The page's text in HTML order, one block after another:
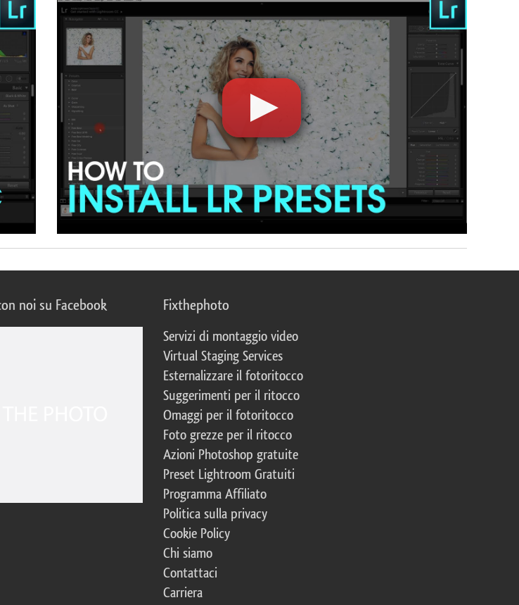
noi su Facebook Fixthephoto
Servizi di montaggio video
Virtual Staging Services
Esternalizzare il fotoritocco
Suggerimenti per il ritocco
Omaggi per il fotoritocco
Foto grezze per il ritocco
Azioni Photoshop gratuite
Preset Lightroom Gratuiti
Programma Affiliato
Politica sulla privacy
Cookie Policy
Chi siamo
Contattaci
Carriera